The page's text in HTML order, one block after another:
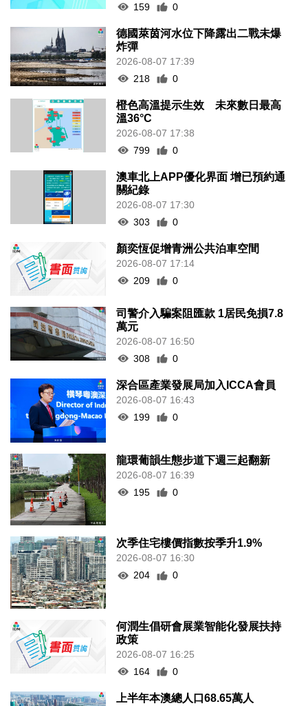
159 0
德國萊茵河水位下降露出二戰未爆
炸彈
2026-08-07 17:39
218
0
橙色高溫提示生效 未來數日最高
溫36°C
2026-08-07 17:38
799
0
澳車北上APP優化界面 增已預約通
關紀錄
2026-08-07 17:30
303
0
顏奕恆促增青洲公共泊車空間
2026-08-07 17:14
209
0
司警介入騙案阻匯款 1居民免損7.8
萬元
2026-08-07 16:50
308
0
深合區產業發展局加入ICCA會員
2026-08-07 16:43
199
0
龍環葡韻生態步道下週三起翻新
2026-08-07 16:39
195
0
次季住宅樓價指數按季升1.9%
2026-08-07 16:30
204
0
何潤生倡研會展業智能化發展扶持
政策
2026-08-07 16:25
164
0
上半年本澳總人口68.65萬人